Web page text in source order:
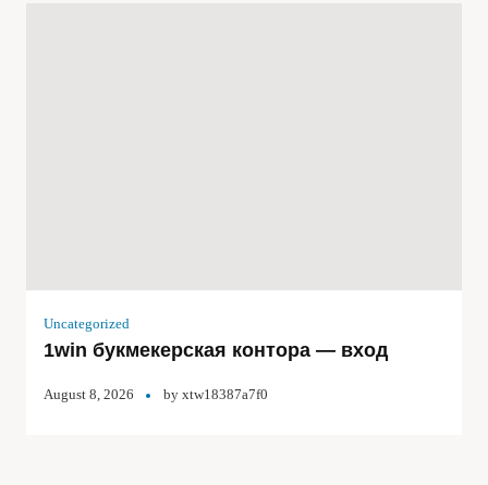
Uncategorized
1win букмекерская контора — вход
August 8, 2026 by xtw18387a7f0